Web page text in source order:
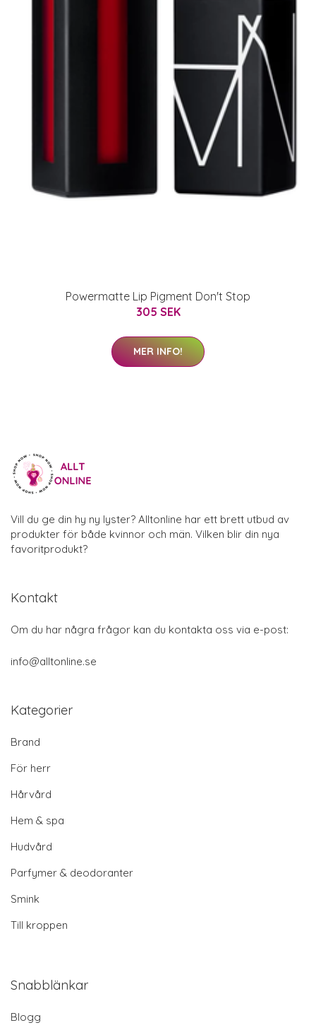
Powermatte Lip Pigment Don't Stop
305 SEK
MER INFO!
Vill du ge din hy ny lyster? Alltonline har ett brett utbud av
produkter för både kvinnor och män. Vilken blir din nya
favoritprodukt?
Kontakt
Om du har några frågor kan du kontakta oss via e-post:
info@alltonline.se
Kategorier
Brand
För herr
Hårvård
Hem & spa
Hudvård
Parfymer & deodoranter
Smink
Till kroppen
Snabblänkar
Blogg